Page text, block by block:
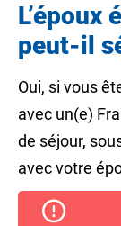
L’époux
peut-il
Oui, si vous
avec un(e)
de séjour,
avec votre